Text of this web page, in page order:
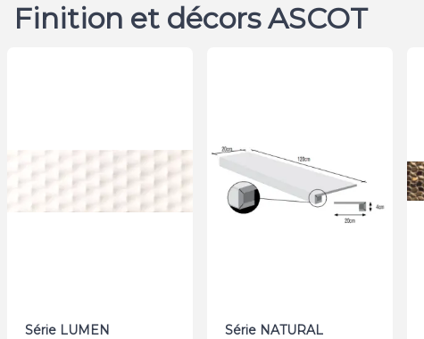
Finition et décors ASCOT
Série LUMEN Série NATURAL